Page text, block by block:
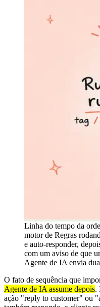
Linha do tempo da
motor de Regras
e auto-responder,
com um aviso de que
Agente de IA envia
O fato de sequência que
Agente de IA assume depois.
ação "reply to customer" ou